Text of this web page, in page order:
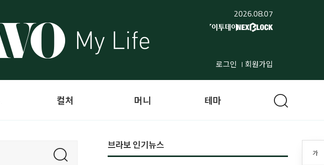
2026.08.07
로그인 회원가입
가
컬처 머니 테마
브라보 인기뉴스